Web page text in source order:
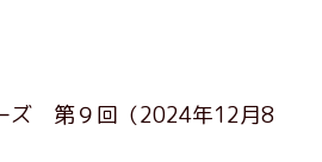
ズ 第９回 （2024年12月8